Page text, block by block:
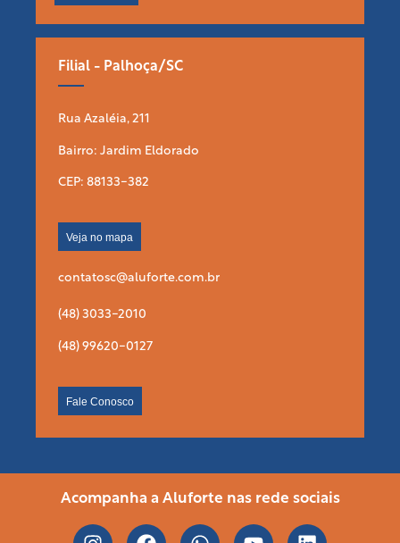
Filial - Palhoça/SC
Rua Azaléia, 211
Bairro: Jardim Eldorado
CEP: 88133-382
Veja no mapa
contatosc@aluforte.com.br
(48) 3033-2010
(48) 99620-0127
Fale Conosco
Acompanha a Aluforte nas rede sociais